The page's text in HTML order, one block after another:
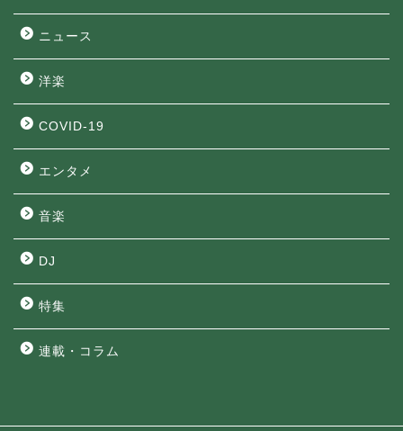
ニュース
洋楽
COVID-19
エンタメ
音楽
DJ
特集
連載・コラム